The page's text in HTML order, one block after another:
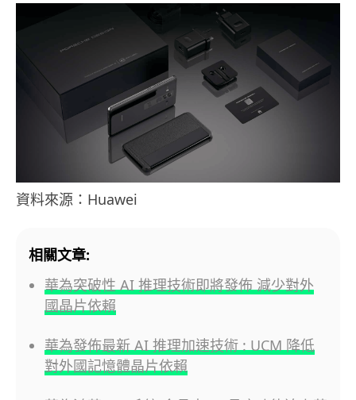
資料來源：Huawei
相關文章:
華為突破性 AI 推理技術即將發佈 減少對外
國晶片依賴
華為發佈最新 AI 推理加速技術 : UCM 降低
對外國記憶體晶片依賴